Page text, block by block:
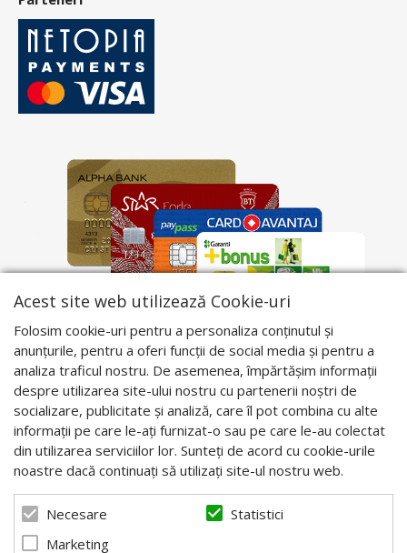
Acest site web utilizează Cookie-uri
Folosim cookie-uri pentru a personaliza conținutul și
anunțurile, pentru a oferi funcții de social media și pentru a
analiza traficul nostru. De asemenea, împărtășim informații
despre utilizarea site-ului nostru cu partenerii noștri de
socializare, publicitate și analiză, care îl pot combina cu alte
informații pe care le-ați furnizat-o sau pe care le-au colectat
din utilizarea serviciilor lor. Sunteți de acord cu cookie-urile
noastre dacă continuați să utilizați site-ul nostru web.
Necesare
Statistici
Marketing